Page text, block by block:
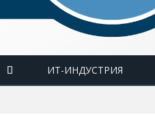
ИТ-ИНДУСТРИЯ